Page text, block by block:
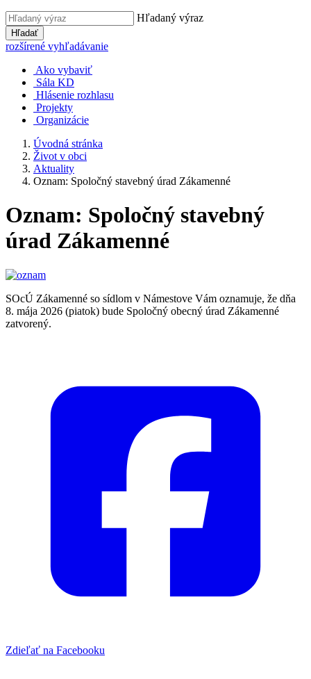
Hľadaný výraz
Hľadať
rozšírené vyhľadávanie
Ako vybaviť
Sála KD
Hlásenie rozhlasu
Projekty
Organizácie
Úvodná stránka
Život v obci
Aktuality
Oznam: Spoločný stavebný úrad Zákamenné
Oznam: Spoločný stavebný
úrad Zákamenné
SOcÚ Zákamenné so sídlom v Námestove Vám oznamuje, že dňa
8. mája 2026 (piatok) bude Spoločný obecný úrad Zákamenné
zatvorený.
Zdieľať na Facebooku